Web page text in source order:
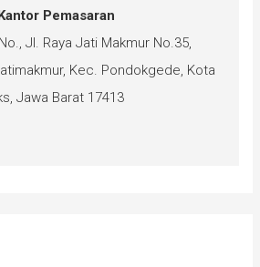
Pemasaran
Jl. Raya Jati Makmur No.35,
Kec. Pondokgede, Kota
Jawa Barat 17413